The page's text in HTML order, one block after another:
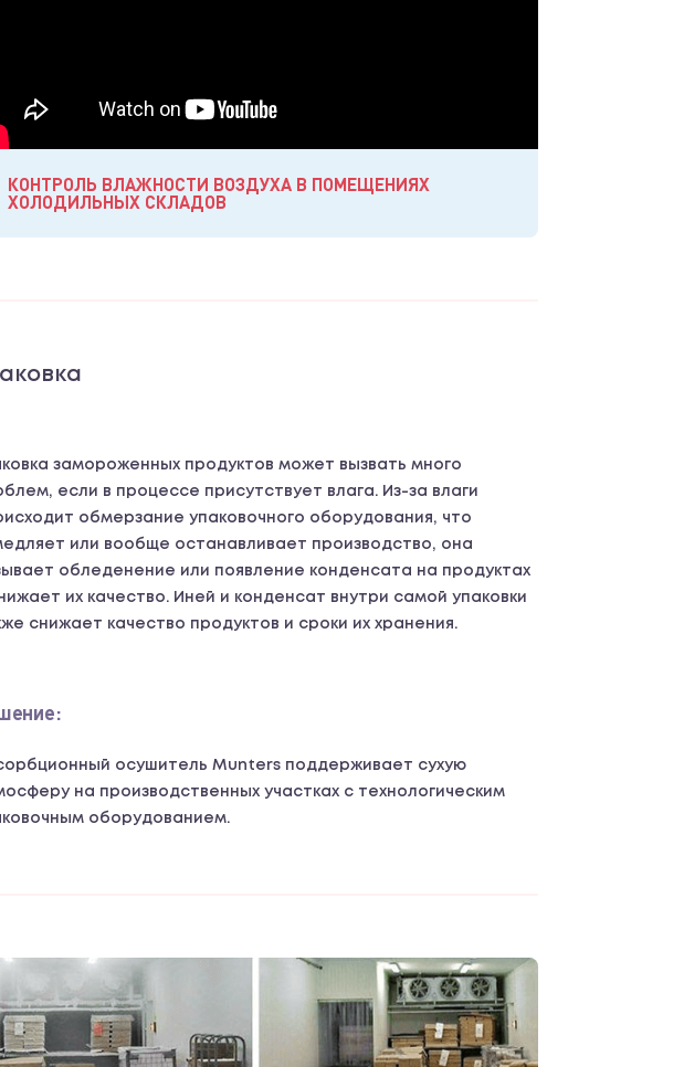
КОНТРОЛЬ ВЛАЖНОСТИ ВОЗДУХА В ПОМЕЩЕНИЯХ
ХОЛОДИЛЬНЫХ СКЛАДОВ
замороженных продуктов может вызвать много
если в процессе присутствует влага. Из-за влаги
обмерзание упаковочного оборудования, что
или вообще останавливает производство, она
обледенение или появление конденсата на продуктах
их качество. Иней и конденсат внутри самой упаковки
снижает качество продуктов и сроки их хранения.
осушитель Munters поддерживает сухую
на производственных участках с технологическим
оборудованием.